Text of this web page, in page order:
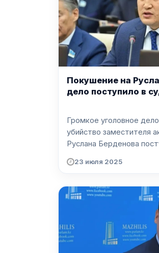
Покушение на
дело поступило в
Громкое уголовное
убийство заместителя
Руслана Берденова
23 июля 2025